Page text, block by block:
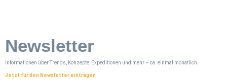
Newsletter
Informationen über Trends, Konzepte, Expeditionen und mehr – ca. einmal monatlich
Jetzt für den Newsletter eintragen